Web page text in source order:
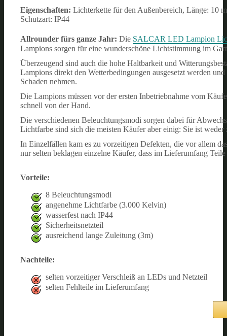
Eigenschaften: Lichterkette für den Außenbereich, Länge: 10
Schutzart: IP44
Allrounder fürs ganze Jahr: Die SALCAR LED Lampion
Lampions sorgen für eine wunderschöne Lichtstimmung im
Überzeugend sind auch die hohe Haltbarkeit und
Lampions direkt den Wetterbedingungen ausgesetzt werden
Schaden nehmen.
Die Lampions müssen vor der ersten Inbetriebnahme vom
schnell von der Hand.
Die verschiedenen Beleuchtungsmodi sorgen dabei für
Lichtfarbe sind sich die meisten Käufer aber einig: Sie ist
In Einzelfällen kam es zu vorzeitigen Defekten, die vor allem
nur selten beklagen einzelne Käufer, dass im Lieferumfang
Vorteile:
8 Beleuchtungsmodi
angenehme Lichtfarbe (3.000 Kelvin)
wasserfest nach IP44
Sicherheitsnetzteil
ausreichend lange Zuleitung (3m)
Nachteile:
selten vorzeitiger Verschleiß an LEDs und Netzteil
selten Fehlteile im Lieferumfang